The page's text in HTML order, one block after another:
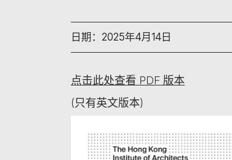
日期：2025年4月14日
点击此处查看 PDF 版本
(只有英文版本)